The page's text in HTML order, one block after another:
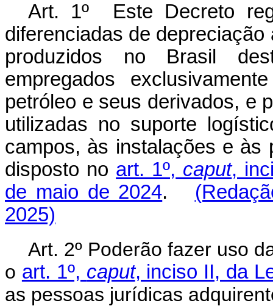
Art. 1º Este Decreto
diferenciadas de
produzidos no Brasil
empregados
petróleo e seus derivados, e
utilizadas no suporte
campos, às instalações e às
disposto no art. 1º, caput,
de maio de 2024.
2025)
Art. 2º Poderão fazer uso
o art. 1º, caput, inciso II, da
as pessoas jurídicas